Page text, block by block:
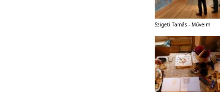
Szigeti Tamás - Műveim